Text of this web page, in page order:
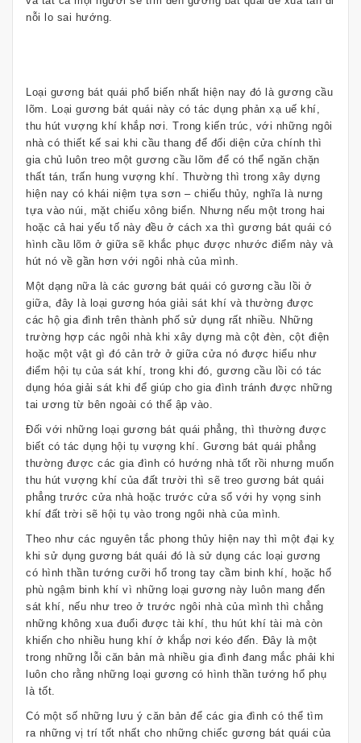
nỗi lo sai hướng.
Loại gương bát quái phổ biến nhất hiện nay đó là gương cầu
lõm. Loại gương bát quái này có tác dụng phản xạ uế khí,
thu hút vượng khí khắp nơi. Trong kiến trúc, với những ngôi
nhà có thiết kế sai khi cầu thang để đối diện cửa chính thì
gia chủ luôn treo một gương cầu lõm để có thể ngăn chặn
thất tán, trấn hung vượng khí. Thường thì trong xây dựng
hiện nay có khái niệm tựa sơn – chiếu thủy, nghĩa là nưng
tựa vào núi, mặt chiếu xông biển. Nhưng nếu một trong hai
hoặc cả hai yếu tố này đều ở cách xa thì gương bát quái có
hình cầu lõm ở giữa sẽ khắc phục được nhước điểm này và
hút nó về gần hơn với ngôi nhà của mình.
Một dạng nữa là các gương bát quái có gương cầu lồi ở
giữa, đây là loại gương hóa giải sát khí và thường được
các hộ gia đình trên thành phố sử dụng rất nhiều. Những
trường hợp các ngôi nhà khi xây dựng mà cột đèn, cột điện
hoặc một vật gì đó cản trở ở giữa cửa nó được hiểu như
điểm hội tụ của sát khí, trong khi đó, gương cầu lồi có tác
dụng hóa giải sát khi để giúp cho gia đình tránh được những
tai ương từ bên ngoài có thể ập vào.
Đối với những loại gương bát quái phẳng, thì thường được
biết có tác dụng hội tụ vượng khí. Gương bát quái phẳng
thường được các gia đình có hướng nhà tốt rồi nhưng muốn
thu hút vượng khí của đất trười thì sẽ treo gương bát quái
phẳng trước cửa nhà hoặc trước cửa sổ với hy vọng sinh
khí đất trời sẽ hội tụ vào trong ngôi nhà của mình.
Theo như các nguyên tắc phong thủy hiện nay thì một đại kỵ
khi sử dụng gương bát quái đó là sử dụng các loại gương
có hình thần tướng cưỡi hổ trong tay cầm binh khí, hoặc hổ
phù ngậm binh khí vì những loại gương này luôn mang đến
sát khí, nếu như treo ở trước ngôi nhà của mình thì chẳng
những không xua đuổi được tài khí, thu hút khí tài mà còn
khiến cho nhiều hung khí ở khắp nơi kéo đến. Đây là một
trong những lỗi căn bản mà nhiều gia đình đang mắc phải khi
luôn cho rằng những loại gương có hình thần tướng hổ phụ
là tốt.
Có một số những lưu ý căn bản để các gia đình có thể tìm
ra những vị trí tốt nhất cho những chiếc gương bát quái của